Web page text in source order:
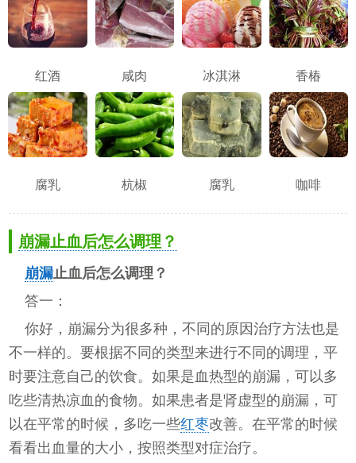
红酒 咸肉 冰淇淋 香椿
腐乳 杭椒 腐乳 咖啡
崩漏止血后怎么调理？
崩漏止血后怎么调理？
答一：
你好，崩漏分为很多种，不同的原因治疗方法也是
不一样的。要根据不同的类型来进行不同的调理，平
时要注意自己的饮食。如果是血热型的崩漏，可以多
吃些清热凉血的食物。如果患者是肾虚型的崩漏，可
以在平常的时候，多吃一些红枣改善。在平常的时候
看看出血量的大小，按照类型对症治疗。